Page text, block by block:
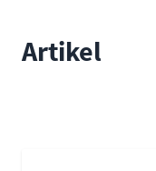
Artikel